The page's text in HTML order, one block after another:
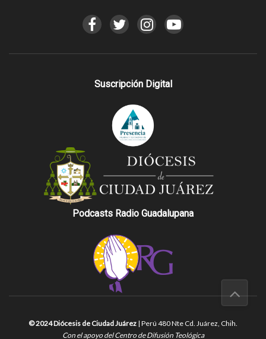
Suscripción Digital
Podcasts Radio Guadalupana
© 2024 Diócesis de Ciudad Juárez | Perú 480 Nte Cd. Juárez, Chih.
Con el apoyo del Centro de Difusión Teológica